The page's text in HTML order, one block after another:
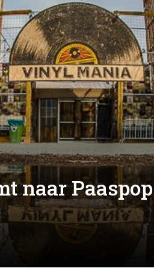
naar Paaspop